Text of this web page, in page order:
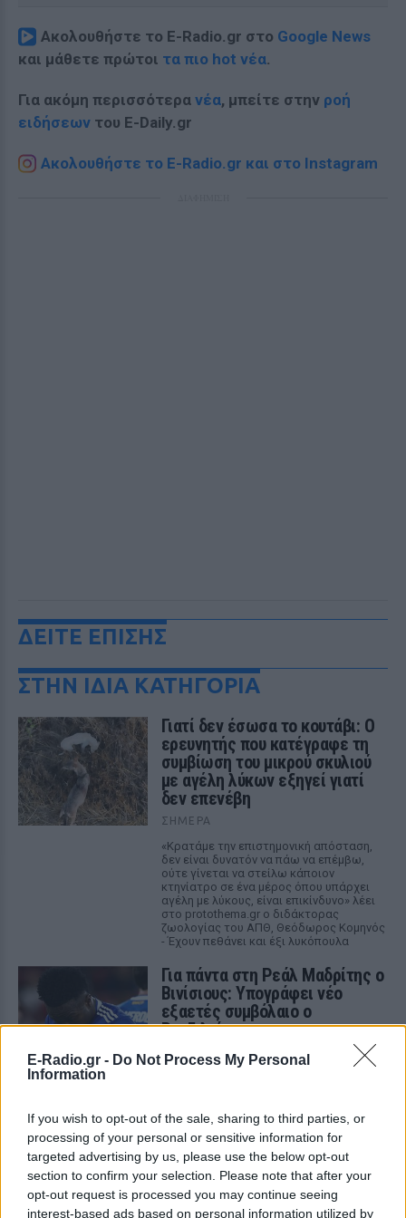
E-Radio.gr - Do Not Process My Personal
Information
If you wish to opt-out of the sale, sharing to third parties, or
processing of your personal or sensitive information for
targeted advertising by us, please use the below opt-out
section to confirm your selection. Please note that after your
opt-out request is processed you may continue seeing
interest-based ads based on personal information utilized by
Ακολουθήστε το E-Radio.gr στο Google News
και μάθετε πρώτοι τα πιο hot νέα.
Για ακόμη περισσότερα νέα, μπείτε στην ροή
ειδήσεων του E-Daily.gr
Ακολουθήστε το E-Radio.gr και στο Instagram
ΔΕΙΤΕ ΕΠΙΣΗΣ
ΣΤΗΝ ΙΔΙΑ ΚΑΤΗΓΟΡΙΑ
Γιατί δεν έσωσα το κουτάβι: Ο
ερευνητής που κατέγραφε τη
συμβίωση του μικρού σκυλιού
με αγέλη λύκων εξηγεί γιατί
δεν επενέβη
ΣΉΜΕΡΑ
«Κρατάμε την επιστημονική απόσταση,
δεν είναι δυνατόν να πάω να επέμβω,
ούτε γίνεται να στείλω κάποιον
κτηνίατρο σε ένα μέρος όπου υπάρχει
αγέλη με λύκους, είναι επικίνδυνο» λέει
στο protothema.gr ο διδάκτορας
ζωολογίας του ΑΠΘ, Θεόδωρος Κομηνός
- Έχουν πεθάνει και έξι λυκόπουλα
Για πάντα στη Ρεάλ Μαδρίτης ο
Βινίσιους: Υπογράφει νέο
εξαετές συμβόλαιο ο
Βραζιλιάνος
ΣΉΜΕΡΑ
Meta έξυπνα γυαλιά: Γιατί
εστιατόρια, παμπ και θέατρα
στη Βρετανία τα απαγορεύουν
ΣΉΜΕΡΑ